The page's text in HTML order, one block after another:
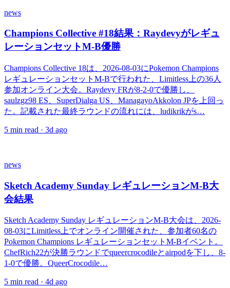
news
Champions Collective #18結果：Raydevyがレギュ
レーションセットM-B優勝
Champions Collective 18は、2026-08-03にPokemon Champions
レギュレーションセットM-Bで行われた、Limitless上の36人
参加オンライン大会。Raydevy FRが8-2-0で優勝し、
saulzgz98 ES、SuperDialga US、ManagayoAkkolon JPを上回っ
た。記載された最終ラウンドの流れには、ludikrikがs…
5 min read · 3d ago
news
Sketch Academy Sunday レギュレーションM-B大
会結果
Sketch Academy Sunday レギュレーションM-B大会は、2026-
08-03にLimitless上でオンライン開催された、参加者60名の
Pokemon Champions レギュレーションセットM-Bイベント。
ChefRich22が決勝ラウンドでqueercrocodileとairpodを下し、8-
1-0で優勝。QueerCrocodile…
5 min read · 4d ago